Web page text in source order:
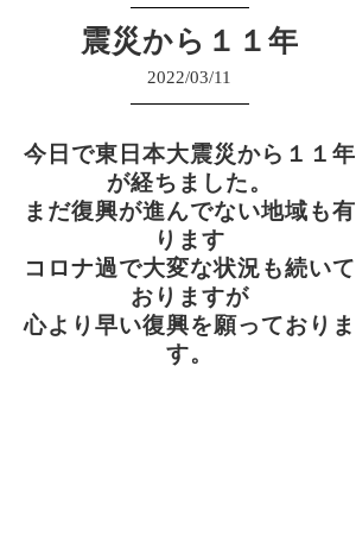
震災から１１年
2022/03/11
今日で東日本大震災から１１年
が経ちました。
まだ復興が進んでない地域も有
ります
コロナ過で大変な状況も続いて
おりますが
心より早い復興を願っておりま
す。